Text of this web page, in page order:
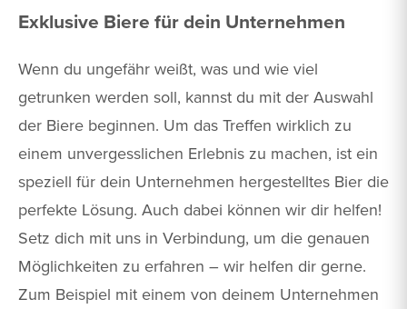
Exklusive Biere für dein Unternehmen
Wenn du ungefähr weißt, was und wie viel
getrunken werden soll, kannst du mit der Auswahl
der Biere beginnen. Um das Treffen wirklich zu
einem unvergesslichen Erlebnis zu machen, ist ein
speziell für dein Unternehmen hergestelltes Bier die
perfekte Lösung. Auch dabei können wir dir helfen!
Setz dich mit uns in Verbindung, um die genauen
Möglichkeiten zu erfahren – wir helfen dir gerne.
Zum Beispiel mit einem von deinem Unternehmen